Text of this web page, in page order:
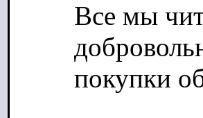
Все мы
покупки